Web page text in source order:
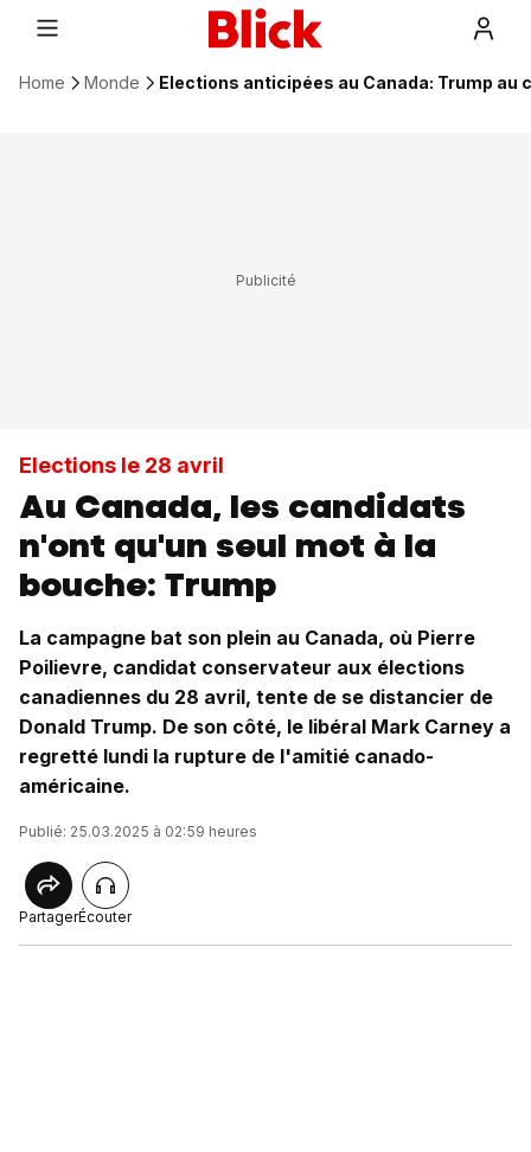
Home Monde Elections anticipées au Canada: Trump au
Elections le 28 avril
Au Canada, les candidats
n'ont qu'un seul mot à la
bouche: Trump
La campagne bat son plein au Canada, où Pierre
Poilievre, candidat conservateur aux élections
canadiennes du 28 avril, tente de se distancier de
Donald Trump. De son côté, le libéral Mark Carney a
regretté lundi la rupture de l'amitié canado-
américaine.
Publié: 25.03.2025 à 02:59 heures
PartagerÉcouter